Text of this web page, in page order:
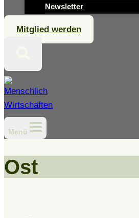
Newsletter
Mitglied werden
Menü
Ost